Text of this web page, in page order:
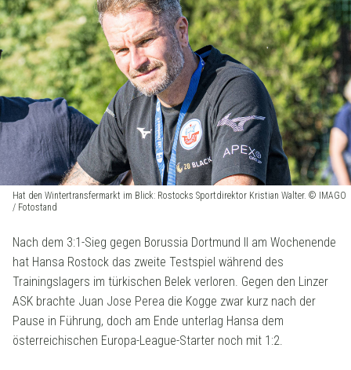
Hat den Wintertransfermarkt im Blick: Rostocks Sportdirektor Kristian Walter. © IMAGO
/ Fotostand
Nach dem 3:1-Sieg gegen Borussia Dortmund II am Wochenende
hat Hansa Rostock das zweite Testspiel während des
Trainingslagers im türkischen Belek verloren. Gegen den Linzer
ASK brachte Juan Jose Perea die Kogge zwar kurz nach der
Pause in Führung, doch am Ende unterlag Hansa dem
österreichischen Europa-League-Starter noch mit 1:2.